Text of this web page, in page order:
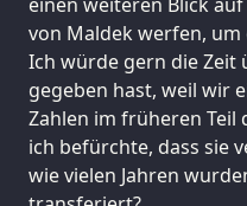
von Maldek werfen,
Ich würde gern die Zeit
gegeben hast, weil wir
Zahlen im früheren Teil
ich befürchte, dass sie
wie vielen Jahren